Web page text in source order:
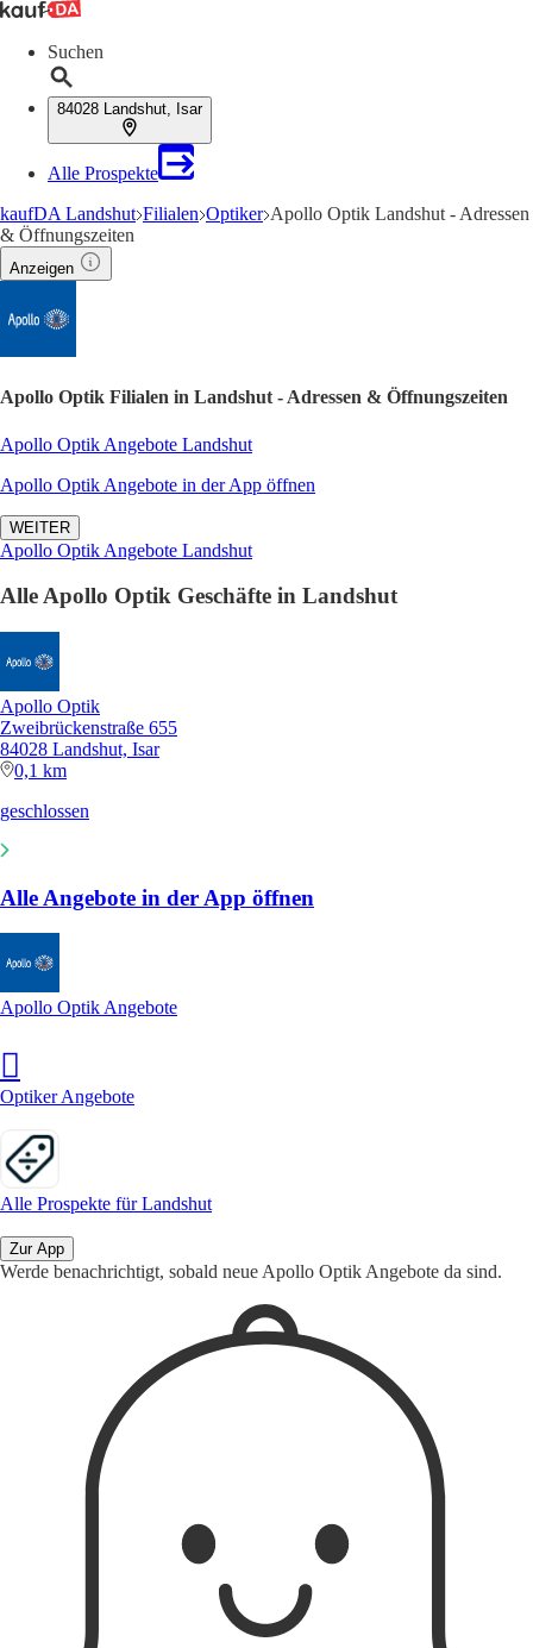
Suchen
84028 Landshut, Isar
Alle Prospekte
kaufDA Landshut Filialen Optiker Apollo Optik Landshut - Adressen
& Öffnungszeiten
Anzeigen
Apollo Optik Filialen in Landshut - Adressen & Öffnungszeiten
Apollo Optik Angebote Landshut
Apollo Optik Angebote in der App öffnen
WEITER
Apollo Optik Angebote Landshut
Alle Apollo Optik Geschäfte in Landshut
Apollo Optik
Zweibrückenstraße 655
84028 Landshut, Isar
0,1 km
geschlossen
Alle Angebote in der App öffnen
Apollo Optik Angebote
Optiker Angebote
Alle Prospekte für Landshut
Zur App
Werde benachrichtigt, sobald neue Apollo Optik Angebote da sind.